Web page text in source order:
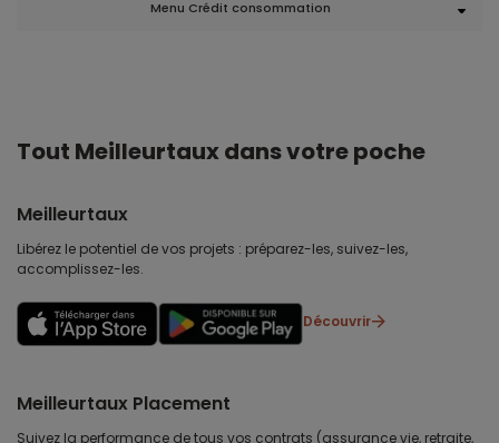
Menu Crédit consommation
Tout Meilleurtaux dans votre poche
Meilleurtaux
Libérez le potentiel de vos projets : préparez-les, suivez-les,
accomplissez-les.
Découvrir
Meilleurtaux Placement
Suivez la performance de tous vos contrats (assurance vie, retraite,